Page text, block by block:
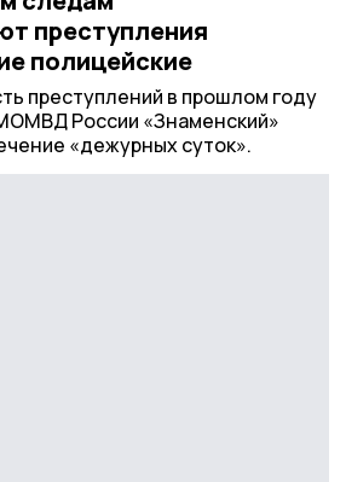
преступления
полицейские
преступлений в прошлом году
России «Знаменский»
«дежурных суток».